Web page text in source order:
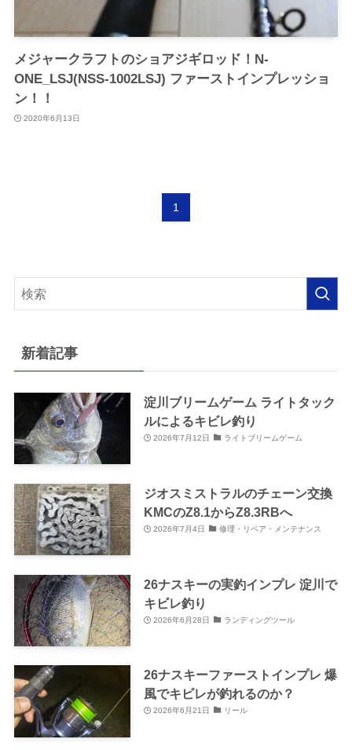
メジャークラフトのショアジギロッド！N-
ONE_LSJ(NSS-1002LSJ) ファーストインプレッショ
ン！！
2020年6月13日
1
新着記事
淀川ブリームゲーム ライトタック
ルによるキビレ釣り
2026年7月12日 ライトブリームゲーム
ジオスミストラルのチェーン交換
KMCのZ8.1からZ8.3RBへ
2026年7月4日 修理・リペア・メンテナンス
26ナスキーの実釣インプレ 淀川で
キビレ釣り
2026年6月28日 ランディングツール
26ナスキーファーストインプレ 爆
風でキビレが釣れるのか？
2026年6月21日 リール